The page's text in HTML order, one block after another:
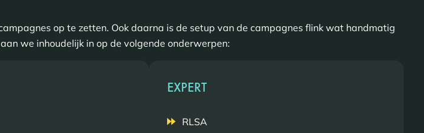
op te zetten. Ook daarna is de setup van de campagnes flink wat handmatig
we inhoudelijk in op de volgende onderwerpen:
EXPERT
RLSA